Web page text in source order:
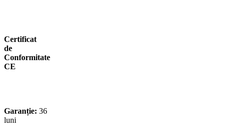
Certificat
de
Conformitate
CE
Garanție: 36
luni